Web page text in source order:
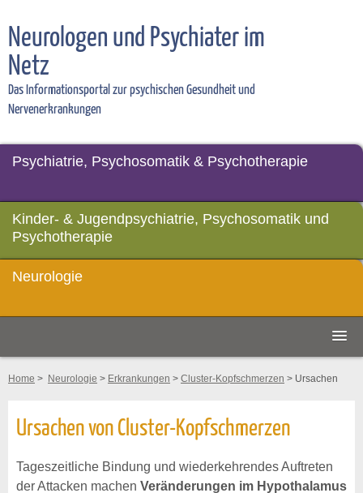
Neurologen und Psychiater im
Netz
Das Informationsportal zur psychischen Gesundheit und
Nervenerkrankungen
Psychiatrie, Psychosomatik & Psychotherapie
Kinder- & Jugendpsychiatrie, Psychosomatik und
Psychotherapie
Neurologie
Home > Neurologie > Erkrankungen > Cluster-Kopfschmerzen > Ursachen
Ursachen von Cluster-Kopfschmerzen
Tageszeitliche Bindung und wiederkehrendes Auftreten
der Attacken machen Veränderungen im Hypothalamus